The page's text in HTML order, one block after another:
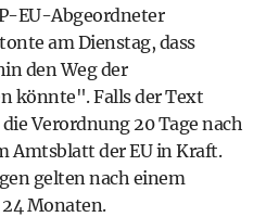
EU-Abgeordneter
am Dienstag, dass
den Weg der
könnte". Falls der Text
Verordnung 20 Tage nach
Amtsblatt der EU in Kraft.
gelten nach einem
Monaten.